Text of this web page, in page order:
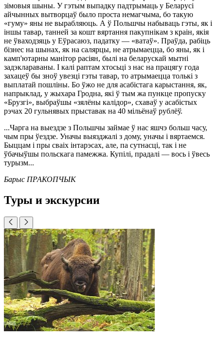
зімовыя шыны. У гэтым выпадку падтрымаць у Беларусі
айчынных вытворцаў было проста немагчыма, бо такую
«гуму» яны не вырабляюць. А ў Польшчы набываць гэты, як і
іншы тавар, танней за кошт вяртання пакупнікам з краін, якія
не ўваходзяць у Еўрасаюз, падатку — «ватаў». Праўда, рабіць
бізнес на шынах, як на салярцы, не атрымаецца, бо яны, як і
камп'ютарны манітор расіян, былі на беларускай мытні
задэклараваны. І калі раптам хтосьці з нас на працягу года
захацеў бы зноў увезці гэты тавар, то атрымаецца толькі з
выплатай пошліны. Бо ўжо не для асабістага карыстання, як,
напрыклад, у жыхара Гродна, які ў тым жа пункце пропуску
«Брузгі», выбраўшы «зялёны калідор», схаваў у асабістых
рэчах 20 гульнявых прыставак на 40 мільёнаў рублёў.
...Чарга на выездзе з Польшчы займае ў нас яшчэ больш часу,
чым пры ўездзе. Уначы выязджалі з дому, уначы і вяртаемся.
Быццам і пры сваіх інтарэсах, але, па сутнасці, так і не
ўбачыўшы польскага памежжа. Купілі, прадалі — вось і ўвесь
турызм...
Барыс ПРАКОПЧЫК
Туры и экскурсии